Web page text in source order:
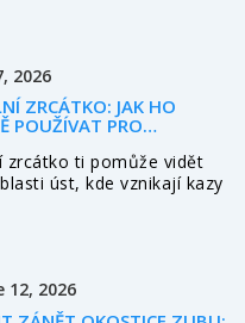
2026
ZRCÁTKO: JAK HO
POUŽÍVAT PRO
zrcátko ti pomůže vidět
úst, kde vznikají kazy
12, 2026